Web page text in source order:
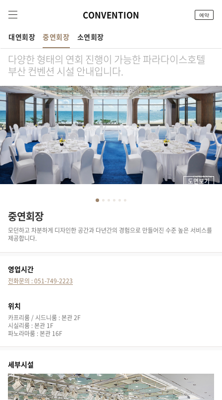
CONVENTION 예약
대연회장 중연회장 소연회장
다양한 형태의 연회 진행이 가능한파라다이스호텔
부산 컨벤션 시설 안내입니다.
도면보기
중연회장
모던하고 차분하게 디자인한 공간과 다년간의 경험으로 만들어진 수준 높은 서비스를
제공합니다.
영업시간
전화문의 : 051-749-2223
위치
카프리룸 / 시드니룸 : 본관 2F
시실리룸 : 본관 1F
파노라마룸 : 본관 16F
세부시설